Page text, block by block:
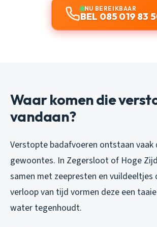
NU BEREIKBAAR
BEL 085 019 83
Waar komen die
vandaan?
Verstopte badafvoeren ontstaan vaak
gewoontes. In Zegersloot of Hoge
samen met zeepresten en vuildeeltjes
verloop van tijd vormen deze een
water tegenhoudt.